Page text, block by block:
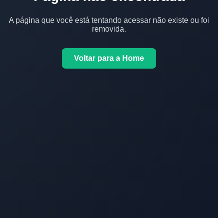
A página que você está tentando acessar não existe ou foi
removida.
Voltar para a Home